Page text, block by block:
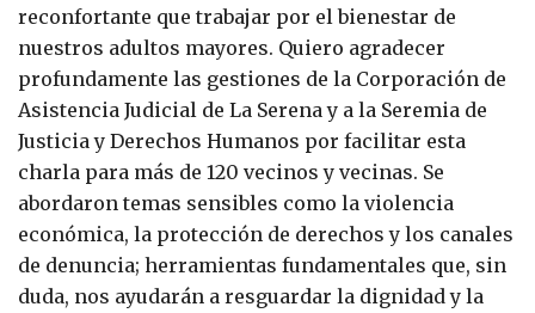
reconfortante que trabajar por el bienestar de
nuestros adultos mayores. Quiero agradecer
profundamente las gestiones de la Corporación de
Asistencia Judicial de La Serena y a la Seremia de
Justicia y Derechos Humanos por facilitar esta
charla para más de 120 vecinos y vecinas. Se
abordaron temas sensibles como la violencia
económica, la protección de derechos y los canales
de denuncia; herramientas fundamentales que, sin
duda, nos ayudarán a resguardar la dignidad y la